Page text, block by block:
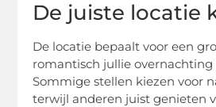
De juiste locatie
De locatie bepaalt voor een
romantisch jullie overnachting
Sommige stellen kiezen voor
terwijl anderen juist genieten